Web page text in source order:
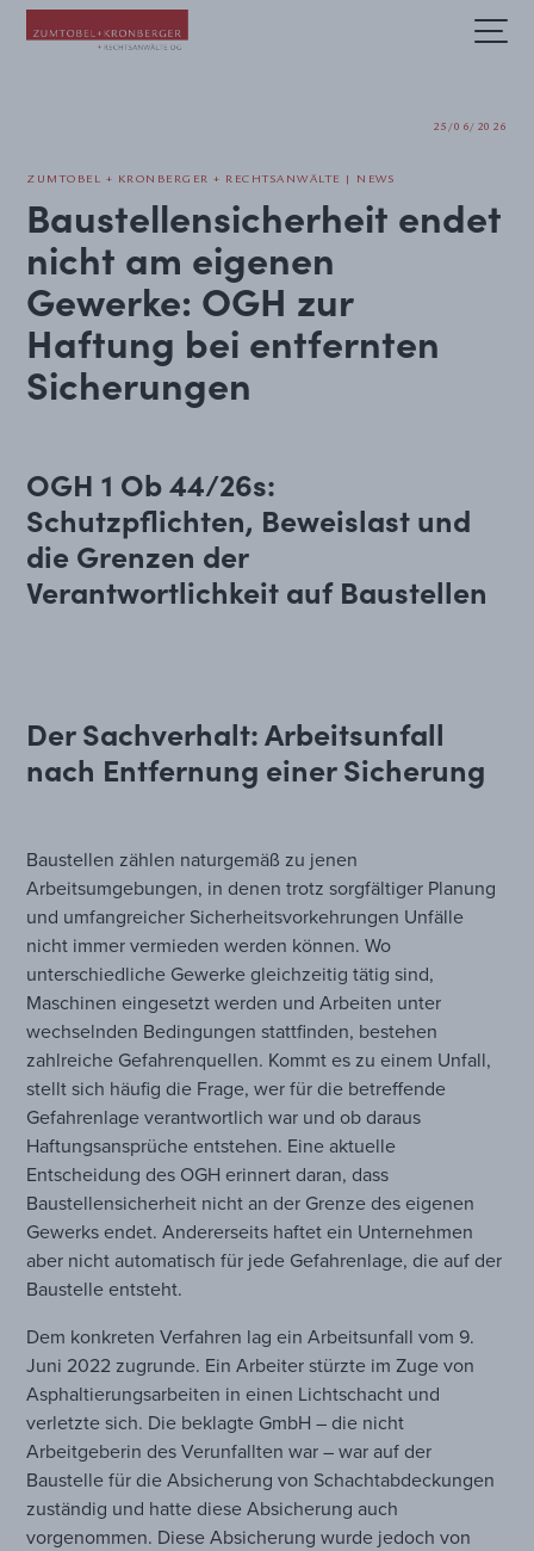
25/06/2026
ZUMTOBEL + KRONBERGER + RECHTSANWÄLTE | NEWS
Baustellensicherheit endet
nicht am eigenen
Gewerke: OGH zur
Haftung bei entfernten
Sicherungen
OGH 1 Ob 44/26s:
Schutzpflichten, Beweislast und
die Grenzen der
Verantwortlichkeit auf Baustellen
Der Sachverhalt: Arbeitsunfall
nach Entfernung einer Sicherung
Baustellen zählen naturgemäß zu jenen
Arbeitsumgebungen, in denen trotz sorgfältiger Planung
und umfangreicher Sicherheitsvorkehrungen Unfälle
nicht immer vermieden werden können. Wo
unterschiedliche Gewerke gleichzeitig tätig sind,
Maschinen eingesetzt werden und Arbeiten unter
wechselnden Bedingungen stattfinden, bestehen
zahlreiche Gefahrenquellen. Kommt es zu einem Unfall,
stellt sich häufig die Frage, wer für die betreffende
Gefahrenlage verantwortlich war und ob daraus
Haftungsansprüche entstehen. Eine aktuelle
Entscheidung des OGH erinnert daran, dass
Baustellensicherheit nicht an der Grenze des eigenen
Gewerks endet. Andererseits haftet ein Unternehmen
aber nicht automatisch für jede Gefahrenlage, die auf der
Baustelle entsteht.
Dem konkreten Verfahren lag ein Arbeitsunfall vom 9.
Juni 2022 zugrunde. Ein Arbeiter stürzte im Zuge von
Asphaltierungsarbeiten in einen Lichtschacht und
verletzte sich. Die beklagte GmbH – die nicht
Arbeitgeberin des Verunfallten war – war auf der
Baustelle für die Absicherung von Schachtabdeckungen
zuständig und hatte diese Absicherung auch
vorgenommen. Diese Absicherung wurde jedoch von